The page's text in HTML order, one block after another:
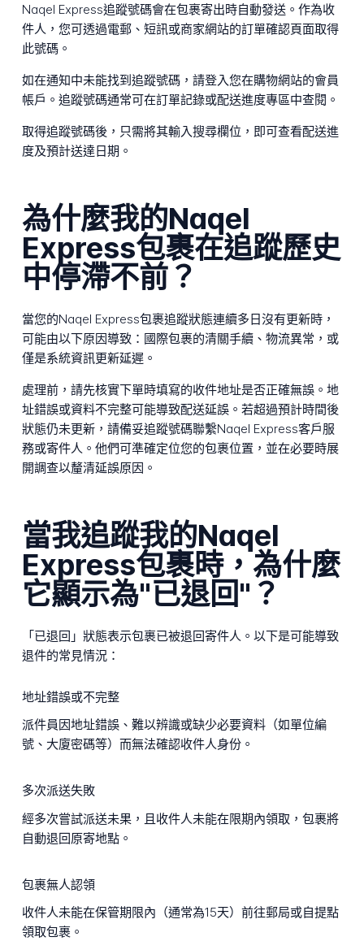
Naqel Express追蹤號碼會在包裹寄出時自動發送。作為收
件人，您可透過電郵、短訊或商家網站的訂單確認頁面取得
此號碼。
如在通知中未能找到追蹤號碼，請登入您在購物網站的會員
帳戶。追蹤號碼通常可在訂單記錄或配送進度專區中查閱。
取得追蹤號碼後，只需將其輸入搜尋欄位，即可查看配送進
度及預計送達日期。
為什麼我的Naqel
Express包裹在追蹤歷史
中停滯不前？
當您的Naqel Express包裹追蹤狀態連續多日沒有更新時，
可能由以下原因導致：國際包裹的清關手續、物流異常，或
僅是系統資訊更新延遲。
處理前，請先核實下單時填寫的收件地址是否正確無誤。地
址錯誤或資料不完整可能導致配送延誤。若超過預計時間後
狀態仍未更新，請備妥追蹤號碼聯繫Naqel Express客戶服
務或寄件人。他們可準確定位您的包裹位置，並在必要時展
開調查以釐清延誤原因。
當我追蹤我的Naqel
Express包裹時，為什麼
它顯示為"已退回"？
「已退回」狀態表示包裹已被退回寄件人。以下是可能導致
退件的常見情況：
地址錯誤或不完整
派件員因地址錯誤、難以辨識或缺少必要資料（如單位編
號、大廈密碼等）而無法確認收件人身份。
多次派送失敗
經多次嘗試派送未果，且收件人未能在限期內領取，包裹將
自動退回原寄地點。
包裹無人認領
收件人未能在保管期限內（通常為15天）前往郵局或自提點
領取包裹。